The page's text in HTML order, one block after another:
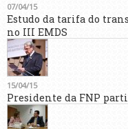
07/04/15
Estudo da tarifa do
no III EMDS
15/04/15
Presidente da FNP